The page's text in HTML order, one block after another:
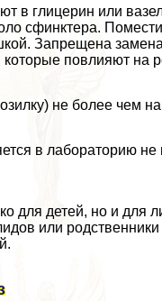
в глицерин или
сфинктера.
Запрещена
повлияют на
не более чем на
в лабораторию не
для детей, но и для
или